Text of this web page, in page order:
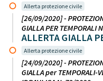
Allerta protezione civile
[26/09/2020] -
GIALLA PER TEMPORALI
ALLERTA GIALLA
Allerta protezione civile
[24/09/2020] -
GIALLA per TEMPORALI-